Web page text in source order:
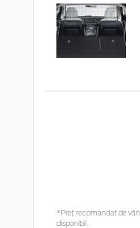
*Preţ recomandat de
disponibil.